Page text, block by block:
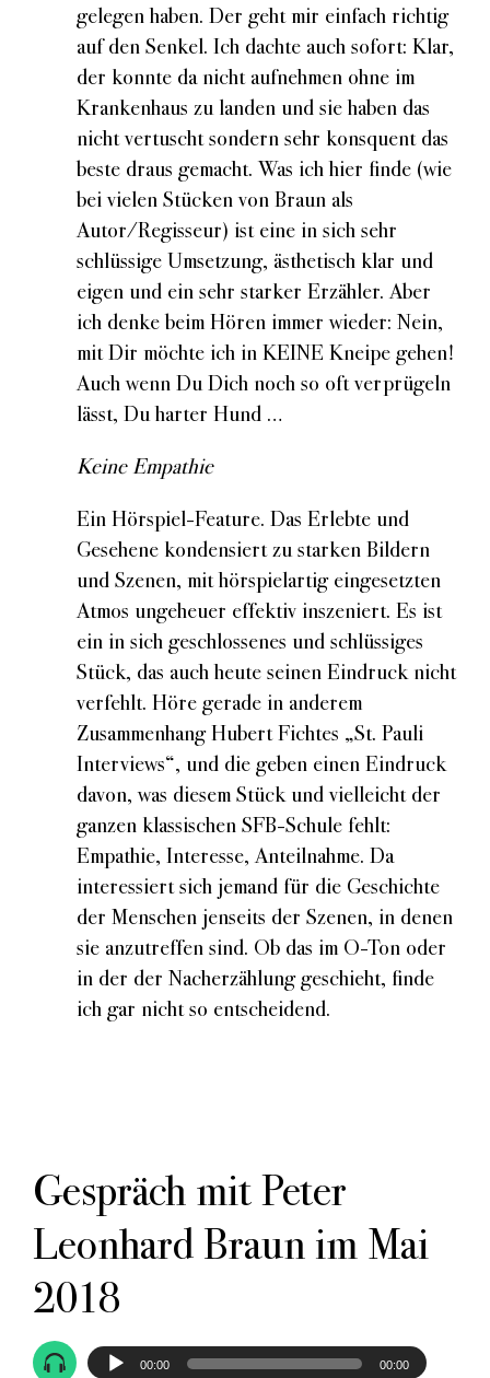
gelegen haben. Der geht mir einfach richtig
auf den Senkel. Ich dachte auch sofort: Klar,
der konnte da nicht aufnehmen ohne im
Krankenhaus zu landen und sie haben das
nicht vertuscht sondern sehr konsquent das
beste draus gemacht. Was ich hier finde (wie
bei vielen Stücken von Braun als
Autor/Regisseur) ist eine in sich sehr
schlüssige Umsetzung, ästhetisch klar und
eigen und ein sehr starker Erzähler. Aber
ich denke beim Hören immer wieder: Nein,
mit Dir möchte ich in KEINE Kneipe gehen!
Auch wenn Du Dich noch so oft verprügeln
lässt, Du harter Hund …
Keine Empathie
Ein Hörspiel-Feature. Das Erlebte und
Gesehene kondensiert zu starken Bildern
und Szenen, mit hörspielartig eingesetzten
Atmos ungeheuer effektiv inszeniert. Es ist
ein in sich geschlossenes und schlüssiges
Stück, das auch heute seinen Eindruck nicht
verfehlt. Höre gerade in anderem
Zusammenhang Hubert Fichtes „St. Pauli
Interviews“, und die geben einen Eindruck
davon, was diesem Stück und vielleicht der
ganzen klassischen SFB-Schule fehlt:
Empathie, Interesse, Anteilnahme. Da
interessiert sich jemand für die Geschichte
der Menschen jenseits der Szenen, in denen
sie anzutreffen sind. Ob das im O-Ton oder
in der der Nacherzählung geschieht, finde
ich gar nicht so entscheidend.
Gespräch mit Peter
Leonhard Braun im Mai
2018
Audio-
Player
00:00 00:00